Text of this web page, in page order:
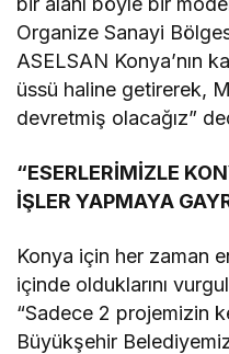
Organize Sanayi
ASELSAN Konya’nın
üssü haline getirerek,
devretmiş olacağız”
“ESERLERİMİZLE
İŞLER YAPMAYA
Konya için her zaman
içinde olduklarını
“Sadece 2 projemizin
Büyükşehir